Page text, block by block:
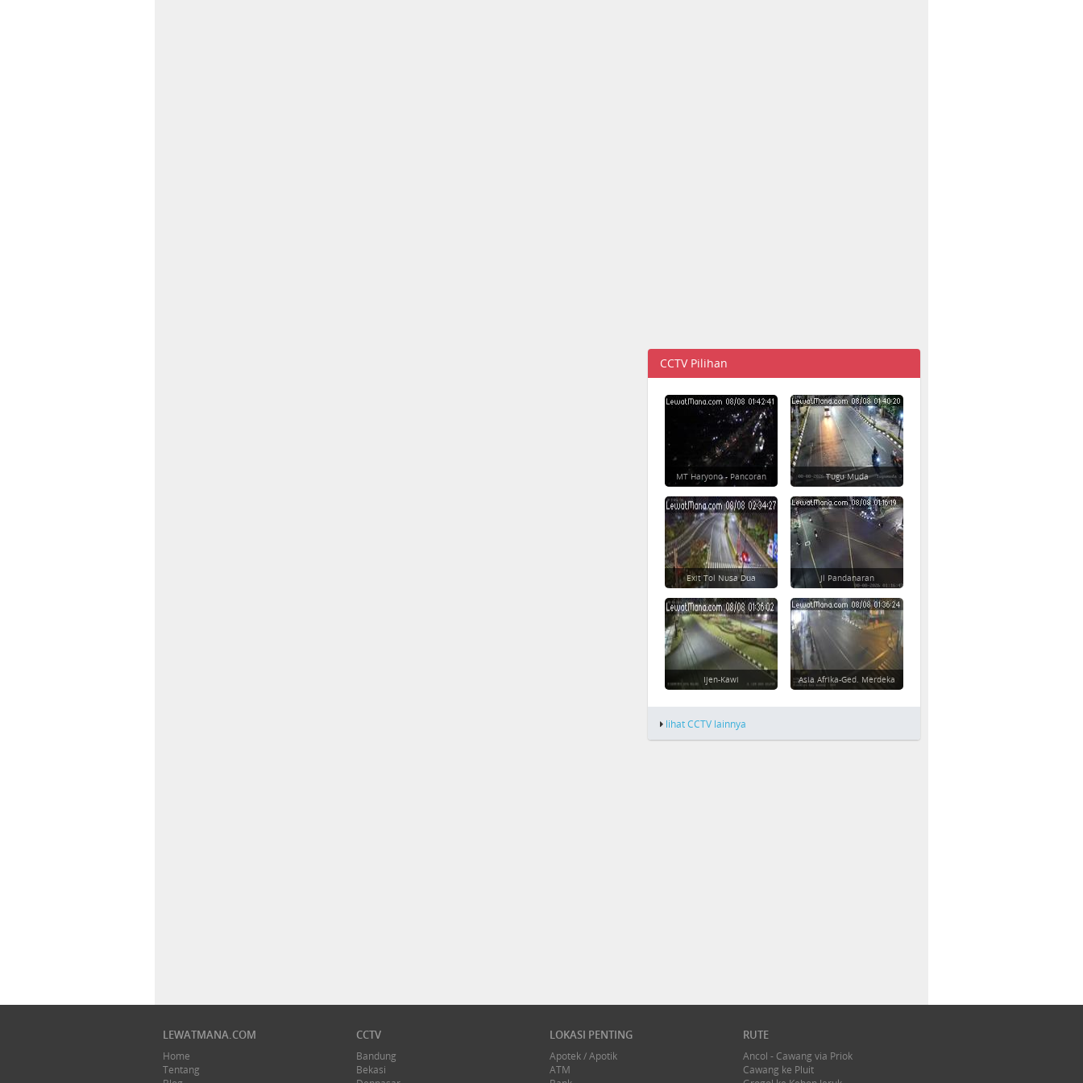
CCTV Pilihan
MT Haryono - Pancoran Tugu Muda
Exit Tol Nusa Dua Jl Pandanaran
Ijen-Kawi Asia Afrika-Ged. Merdeka
lihat CCTV lainnya
LEWATMANA.COM
Home
Tentang
CCTV
Bandung
Bekasi
LOKASI PENTING
Apotek / Apotik
ATM
RUTE
Ancol - Cawang via Priok
Cawang ke Pluit